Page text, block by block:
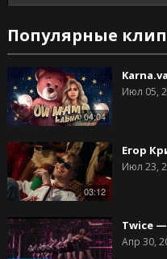
Популярные
04:04
Июл 05,
03:12
Егор
Июл 23,
Twice —
Апр 30,